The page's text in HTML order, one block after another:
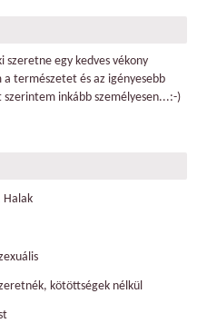
egy kedves vékony
természetet és az igényesebb
inkább személyesen...:-)
Halak
kötöttségek nélkül